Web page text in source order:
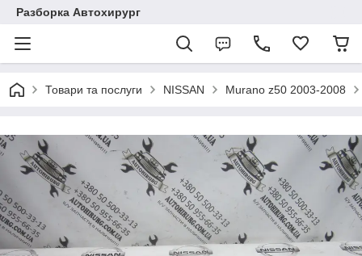
Разборка Автохирург
Товари та послуги NISSAN Murano z50 2003-2008